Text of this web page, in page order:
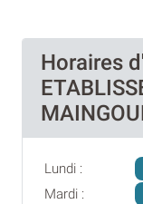
Horaires
Lundi :
Mardi :